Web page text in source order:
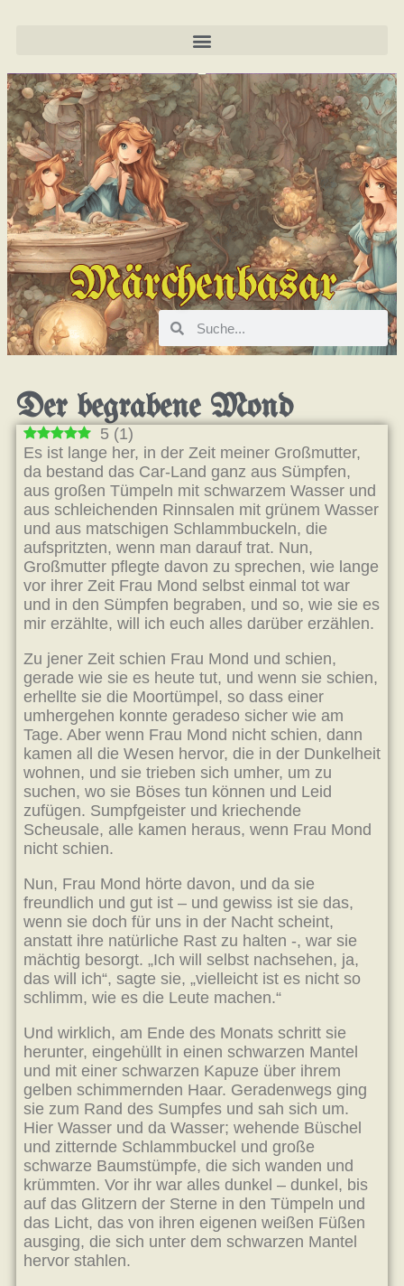
Märchenbasar
Der begrabene Mond
5 (1)
Es ist lange her, in der Zeit meiner Großmutter,
da bestand das Car-Land ganz aus Sümpfen,
aus großen Tümpeln mit schwarzem Wasser und
aus schleichenden Rinnsalen mit grünem Wasser
und aus matschigen Schlammbuckeln, die
aufspritzten, wenn man darauf trat. Nun,
Großmutter pflegte davon zu sprechen, wie lange
vor ihrer Zeit Frau Mond selbst einmal tot war
und in den Sümpfen begraben, und so, wie sie es
mir erzählte, will ich euch alles darüber erzählen.
Zu jener Zeit schien Frau Mond und schien,
gerade wie sie es heute tut, und wenn sie schien,
erhellte sie die Moortümpel, so dass einer
umhergehen konnte geradeso sicher wie am
Tage. Aber wenn Frau Mond nicht schien, dann
kamen all die Wesen hervor, die in der Dunkelheit
wohnen, und sie trieben sich umher, um zu
suchen, wo sie Böses tun können und Leid
zufügen. Sumpfgeister und kriechende
Scheusale, alle kamen heraus, wenn Frau Mond
nicht schien.
Nun, Frau Mond hörte davon, und da sie
freundlich und gut ist – und gewiss ist sie das,
wenn sie doch für uns in der Nacht scheint,
anstatt ihre natürliche Rast zu halten -, war sie
mächtig besorgt. „Ich will selbst nachsehen, ja,
das will ich“, sagte sie, „vielleicht ist es nicht so
schlimm, wie es die Leute machen.“
Und wirklich, am Ende des Monats schritt sie
herunter, eingehüllt in einen schwarzen Mantel
und mit einer schwarzen Kapuze über ihrem
gelben schimmernden Haar. Geradenwegs ging
sie zum Rand des Sumpfes und sah sich um.
Hier Wasser und da Wasser; wehende Büschel
und zitternde Schlammbuckel und große
schwarze Baumstümpfe, die sich wanden und
krümmten. Vor ihr war alles dunkel – dunkel, bis
auf das Glitzern der Sterne in den Tümpeln und
das Licht, das von ihren eigenen weißen Füßen
ausging, die sich unter dem schwarzen Mantel
hervor stahlen.